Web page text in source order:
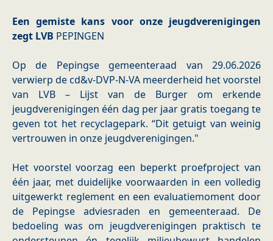
Een gemiste kans voor onze jeugdverenigingen
zegt LVB PEPINGEN
Op de Pepingse gemeenteraad van 29.06.2026
verwierp de cd&v-DVP-N-VA meerderheid het voorstel
van LVB – Lijst van de Burger om erkende
jeugdverenigingen één dag per jaar gratis toegang te
geven tot het recyclagepark. “Dit getuigt van weinig
vertrouwen in onze jeugdverenigingen."
Het voorstel voorzag een beperkt proefproject van
één jaar, met duidelijke voorwaarden in een volledig
uitgewerkt reglement en een evaluatiemoment door
de Pepingse adviesraden en gemeenteraad. De
bedoeling was om jeugdverenigingen praktisch te